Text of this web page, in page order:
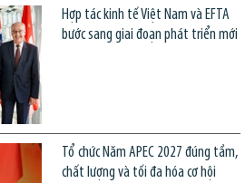
Hợp tác kinh tế Việt Nam và EFTA
bước sang giai đoạn phát triển mới
Tổ chức Năm APEC 2027 đúng tầm,
chất lượng và tối đa hóa cơ hội